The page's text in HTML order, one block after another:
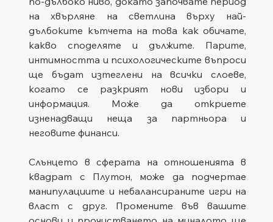
на хвърляне на светлина върху най-
дълбоките кътчета на това как обичате,
какво споделяте и дължите. Парите,
интимността и психологическите въпроси
ще бъдат изтеглени на всички слоеве,
когато се разкрият нови избори и
информация. Може да откриете
изненадващи неща за партньора и
неговите финанси.
Слънцето в сферата на отношенията в
квадрат с Плутон, може да подчертае
манипулациите и небалансираните игри на
власт с друг. Промените във вашите